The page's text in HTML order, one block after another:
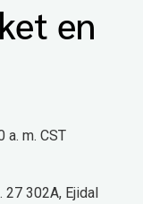
en
m. CST
27 302A, Ejidal